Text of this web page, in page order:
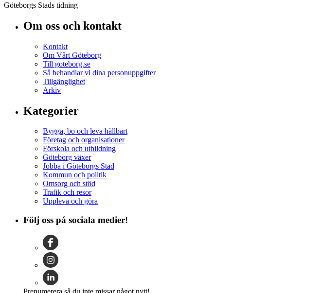
Göteborgs Stads tidning
Om oss och kontakt
Kontakt
Om Vårt Göteborg
Till goteborg.se
Så behandlar vi dina personuppgifter
Tillgänglighet
Arkiv
Kategorier
Bygga, bo och leva hållbart
Företag och organisationer
Förskola och utbildning
Göteborg växer
Jobba i Göteborgs Stad
Kommun och politik
Omsorg och stöd
Trafik och resor
Uppleva och göra
Följ oss på sociala medier!
Prenumerera så du inte missar något nytt!